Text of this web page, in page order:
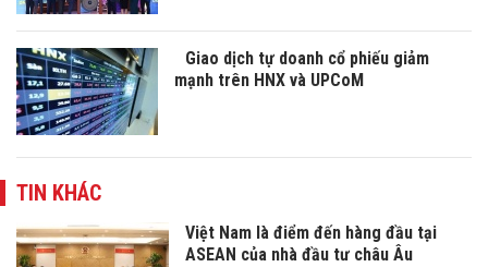
Giao dịch tự doanh cổ phiếu giảm
mạnh trên HNX và UPCoM
TIN KHÁC
Việt Nam là điểm đến hàng đầu tại
ASEAN của nhà đầu tư châu Âu